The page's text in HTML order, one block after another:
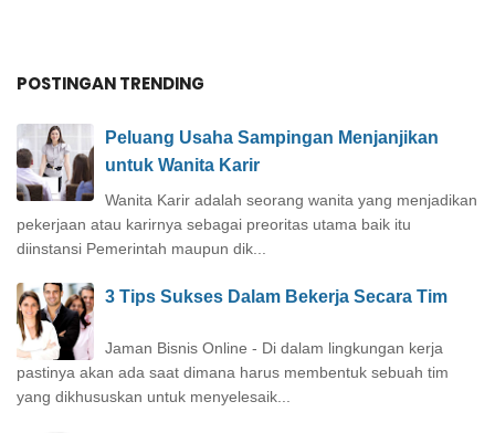
POSTINGAN TRENDING
Peluang Usaha Sampingan Menjanjikan
untuk Wanita Karir
Wanita Karir adalah seorang wanita yang menjadikan
pekerjaan atau karirnya sebagai preoritas utama baik itu
diinstansi Pemerintah maupun dik...
3 Tips Sukses Dalam Bekerja Secara Tim
Jaman Bisnis Online - Di dalam lingkungan kerja
pastinya akan ada saat dimana harus membentuk sebuah tim
yang dikhususkan untuk menyelesaik...